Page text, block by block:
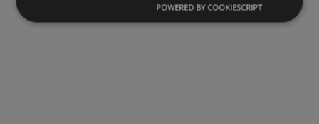
POWERED BY COOKIESCRIPT